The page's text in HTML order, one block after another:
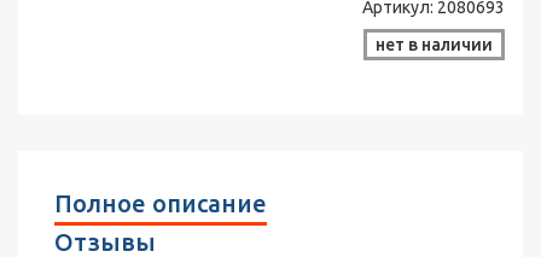
Артикул: 2080693
нет в наличии
Полное описание
Отзывы